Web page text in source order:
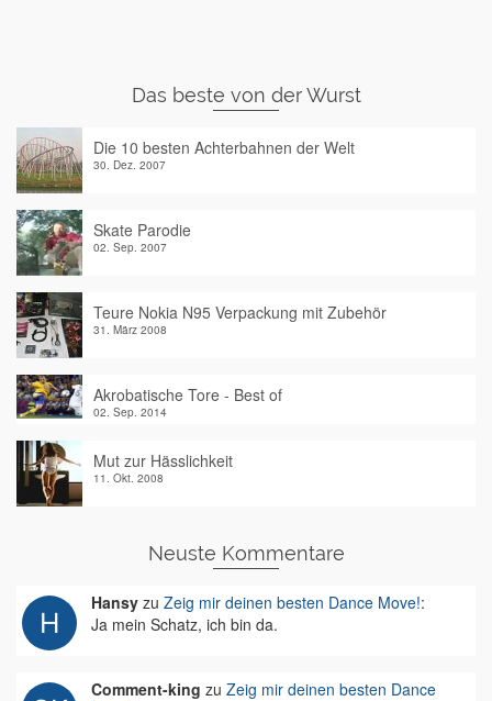
Das beste von der Wurst
Die 10 besten Achterbahnen der Welt
30. Dez. 2007
Skate Parodie
02. Sep. 2007
Teure Nokia N95 Verpackung mit Zubehör
31. März 2008
Akrobatische Tore - Best of
02. Sep. 2014
Mut zur Hässlichkeit
11. Okt. 2008
Neuste Kommentare
Hansy zu Zeig mir deinen besten Dance Move!:
Ja mein Schatz, ich bin da.
Comment-king zu Zeig mir deinen besten Dance